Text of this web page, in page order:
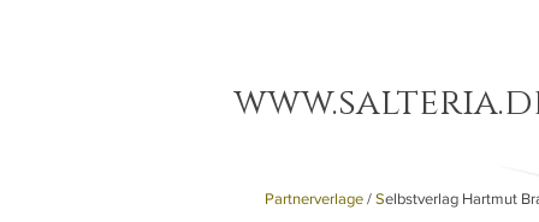
Partnerverlage / Selbstverlag Hartmut